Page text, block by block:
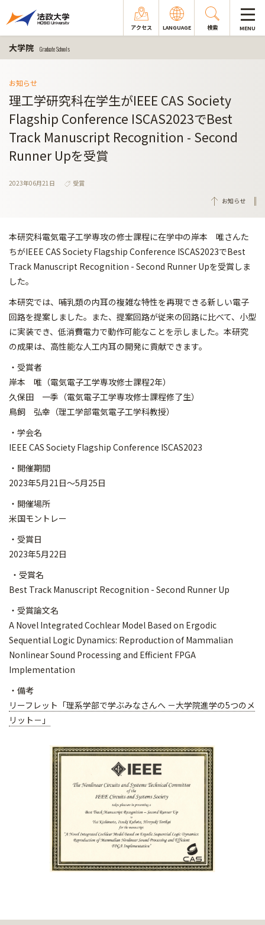
アクセス LANGUAGE 検索 MENU
大学院 Graduate Schools
お知らせ
理工学研究科在学生がIEEE CAS Society
Flagship Conference ISCAS2023でBest
Track Manuscript Recognition - Second
Runner Upを受賞
2023年06月21日
受賞
お知らせ
本研究科電気電子工学専攻の修士課程に在学中の岸本 唯さんた
ちがIEEE CAS Society Flagship Conference ISCAS2023でBest
Track Manuscript Recognition - Second Runner Upを受賞しま
した。
本研究では、哺乳類の内耳の複雑な特性を再現できる新しい電子
回路を提案しました。また、提案回路が従来の回路に比べて、小型
に実装でき、低消費電力で動作可能なことを示しました。本研究
の成果は、高性能な人工内耳の開発に貢献できます。
・受賞者
岸本 唯（電気電子工学専攻修士課程2年）
久保田 一季（電気電子工学専攻修士課程修了生）
鳥飼 弘幸（理工学部電気電子工学科教授）
・学会名
IEEE CAS Society Flagship Conference ISCAS2023
・開催期間
2023年5月21日～5月25日
・開催場所
米国モントレー
・受賞日
2023年5月22日
・受賞名
Best Track Manuscript Recognition - Second Runner Up
・受賞論文名
A Novel Integrated Cochlear Model Based on Ergodic
Sequential Logic Dynamics: Reproduction of Mammalian
Nonlinear Sound Processing and Efficient FPGA
Implementation
・備考
リーフレット「理系学部で学ぶみなさんへ －大学院進学の5つのメ
リット－」